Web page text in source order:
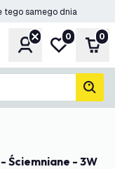
tego samego dnia
KontoMoja lista
0 0